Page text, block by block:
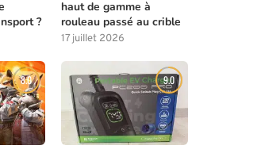
?
haut de gamme à
rouleau passé au crible
17 juillet 2026
8.0 9.0